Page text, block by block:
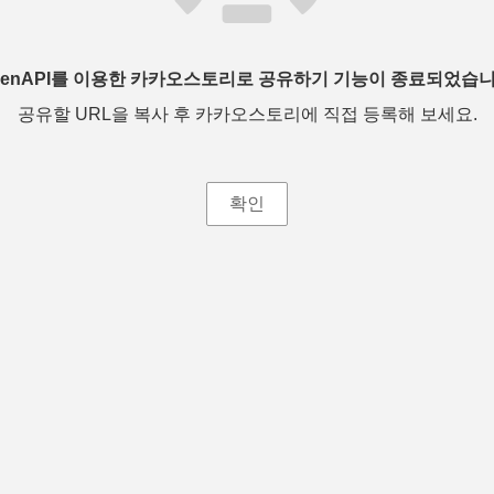
를 이용한 카카오스토리로 공유하기 기능이 종료되었습
공유할 URL을 복사 후 카카오스토리에 직접 등록해 보세요.
확인